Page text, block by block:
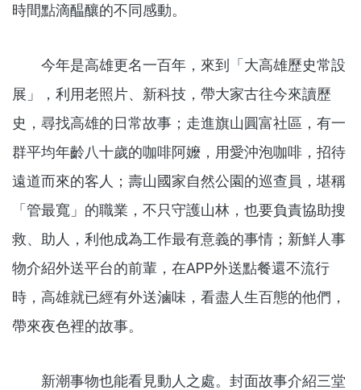
時間點滴醖釀的不同感動。
今年是高雄更名一百年，來到「大高雄歷史常設
展」，利用老照片、新科技，帶大家古往今來讀歷
史，尋找高雄的日常故事；走進旗山圓富社區，有一
群平均年齡八十歲的咖啡阿嬤，用愛沖泡咖啡，招待
遠道而來的客人；壽山國家自然公園的巡查員，堪稱
「管最寬」的職業，不只守護山林，也要負責協助搜
救、助人，利他成為工作最有意義的事情；新鮮人事
物介紹外送平台的前輩，在APP外送點餐還不流行
時，高雄就已經有外送滷味，看盡人生百態的他們，
帶來夜色裡的故事。
新潮事物也能看見動人之處。封面故事介紹三堂